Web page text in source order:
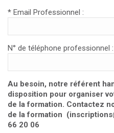
* Email Professionnel :
N° de téléphone professionnel :
Au besoin, notre référent
disposition pour organiser
de la formation. Contactez
de la formation
66 20 06